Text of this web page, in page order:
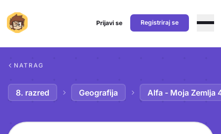
Prijavi se Registriraj se
NATRAG
8. razred Geografija Alfa - Moja Zemlja